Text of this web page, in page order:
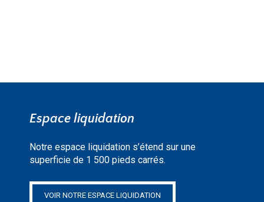
Espace liquidation
Notre espace liquidation s’étend sur une
superficie de 1 500 pieds carrés.
VOIR NOTRE ESPACE LIQUIDATION